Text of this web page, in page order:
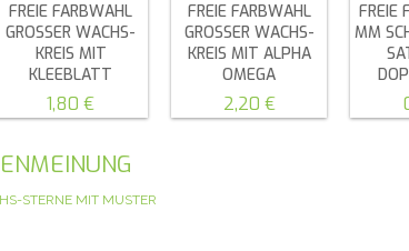
FREIE FARBWAHL
GROSSER WACHS-K
REIS MIT K
LEEBLATT
1,80 €
FREIE FARBWAHL
GROSSER WACHS-K
REIS MIT ALPHA O
MEGA
2,20 €
FREIE
MM
STERNE MIT MUSTER